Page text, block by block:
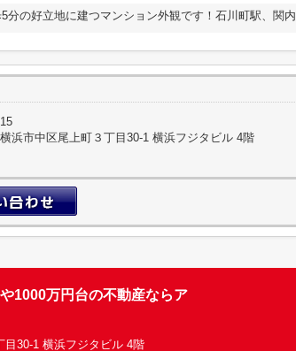
分の好立地に建つマンション外観です！石川町駅、関内
浜市中区尾上町３丁目30-1 横浜フジタビル 4階
1000万円台の不動産ならア
30-1 横浜フジタビル 4階